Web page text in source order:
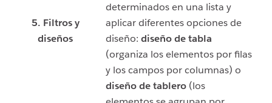
5. Filtros y
diseños
determinados en una lista y
aplicar diferentes opciones de
diseño: diseño de tabla
(organiza los elementos por filas
y los campos por columnas) o
diseño de tablero (los